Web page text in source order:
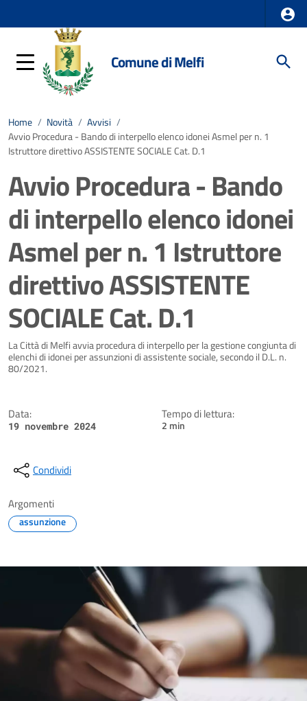
Comune di Melfi
Home / Novità / Avvisi /
Avvio Procedura - Bando di interpello elenco idonei Asmel per n. 1
Istruttore direttivo ASSISTENTE SOCIALE Cat. D.1
Avvio Procedura - Bando
di interpello elenco idonei
Asmel per n. 1 Istruttore
direttivo ASSISTENTE
SOCIALE Cat. D.1
Dettagli della notizia
La Città di Melfi avvia procedura di interpello per la gestione congiunta di
elenchi di idonei per assunzioni di assistente sociale, secondo il D.L. n.
80/2021.
Data:
19 novembre 2024
Tempo di lettura:
2 min
Condividi
Argomenti
assunzione